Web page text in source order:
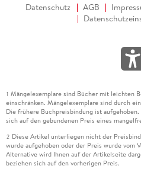
Datenschutz AGB
1 Mängelexemplare sind Bücher mit leichten
einschränken. Mängelexemplare sind durch
Die frühere Buchpreisbindung ist
sich auf den gebundenen Preis eines
2 Diese Artikel unterliegen nicht der
wurde aufgehoben oder der Preis wurde vom
Alternative wird Ihnen auf der Artikelseite
beziehen sich auf den vorherigen Preis.